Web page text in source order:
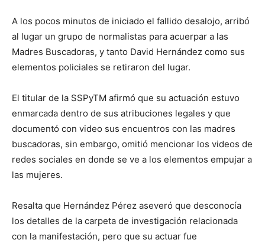
A los pocos minutos de iniciado el fallido desalojo, arribó
al lugar un grupo de normalistas para acuerpar a las
Madres Buscadoras, y tanto David Hernández como sus
elementos policiales se retiraron del lugar.
El titular de la SSPyTM afirmó que su actuación estuvo
enmarcada dentro de sus atribuciones legales y que
documentó con video sus encuentros con las madres
buscadoras, sin embargo, omitió mencionar los videos de
redes sociales en donde se ve a los elementos empujar a
las mujeres.
Resalta que Hernández Pérez aseveró que desconocía
los detalles de la carpeta de investigación relacionada
con la manifestación, pero que su actuar fue